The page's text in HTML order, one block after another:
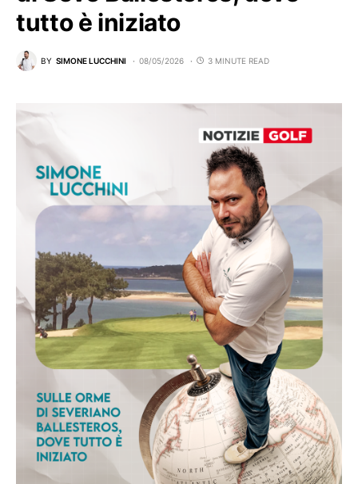
tutto è iniziato
BY SIMONE LUCCHINI 08/05/2026 3 MINUTE READ